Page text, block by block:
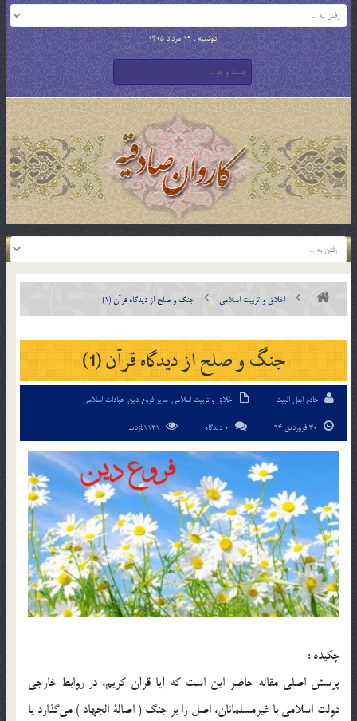
دوشنبه , 19 مرداد 1405
اخلاق و تربیت اسلامی جنگ و صلح از دیدگاه قرآن (1)
جنگ و صلح از دیدگاه قرآن (1)
خادم اهل البیت اخلاق و تربیت اسلامی,سایر فروع دین,عبادات اسلامی
0 دیدگاه
چکیده :
پرسش اصلی مقاله حاضر این است که آیا قرآن کریم، در روابط خارجی
دولت اسلامی با غیرمسلمانان، اصل را بر جنگ ( اصالة الجهاد ) می‌گذارد یا